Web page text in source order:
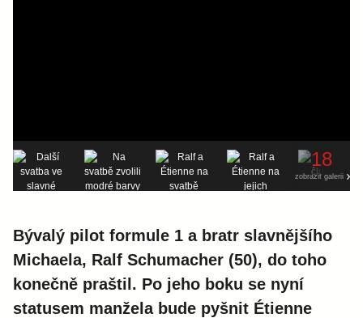
18
zobrazit galerii
Bývalý pilot formule 1 a bratr slavnějšího
Michaela, Ralf Schumacher (50), do toho
konečně praštil. Po jeho boku se nyní
statusem manžela bude pyšnit Étienne